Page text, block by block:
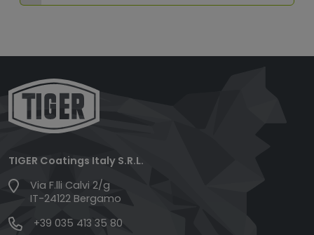
TIGER Coatings Italy S.R.L.
Via F.lli Calvi 2/g
IT-24122 Bergamo
+39 035 413 35 80